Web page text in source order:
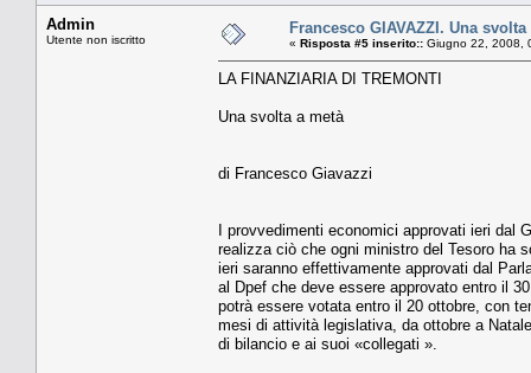
Admin
Utente non iscritto
Francesco GIAVAZZI. Una svolta
« Risposta #5 inserito:: Giugno 22, 2008,
LA FINANZIARIA DI TREMONTI
Una svolta a metà
di Francesco Giavazzi
I provvedimenti economici approvati ieri dal
realizza ciò che ogni ministro del Tesoro ha
ieri saranno effettivamente approvati dal
al Dpef che deve essere approvato entro il
potrà essere votata entro il 20 ottobre, con
mesi di attività legislativa, da ottobre a
di bilancio e ai suoi «collegati ».